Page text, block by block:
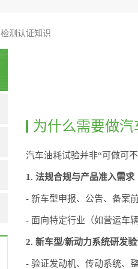
检测认证知识
为什么需要做汽
汽车油耗试验并非“可做可
1. 法规合规与产品准入需求
- 新车型申报、公告、备案
- 面向特定行业（如营运车
2. 新车型/新动力系统研发
- 验证发动机、传动系统、